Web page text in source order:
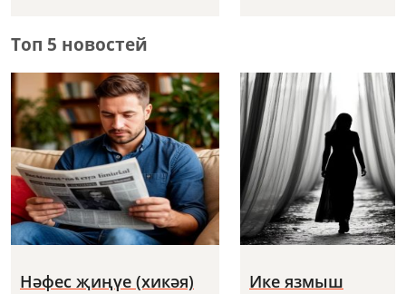
Топ 5 новостей
Нәфес җиңүе (хикәя) Ике язмыш